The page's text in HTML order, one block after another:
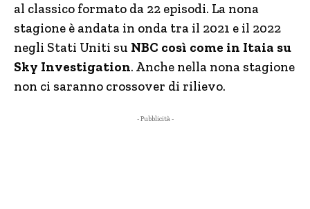
al classico formato da 22 episodi. La nona
stagione è andata in onda tra il 2021 e il 2022
negli Stati Uniti su NBC così come in Itaia su
Sky Investigation. Anche nella nona stagione
non ci saranno crossover di rilievo.
- Pubblicità -